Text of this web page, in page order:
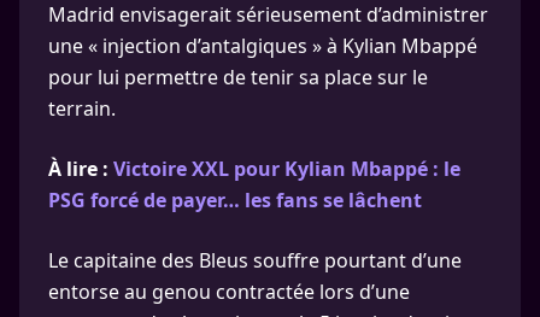
Madrid envisagerait sérieusement d’administrer
une « injection d’antalgiques » à Kylian Mbappé
pour lui permettre de tenir sa place sur le
terrain.
À lire : Victoire XXL pour Kylian Mbappé : le
PSG forcé de payer… les fans se lâchent
Le capitaine des Bleus souffre pourtant d’une
entorse au genou contractée lors d’une